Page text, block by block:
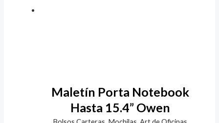
Maletín Porta Notebook
Hasta 15.4” Owen